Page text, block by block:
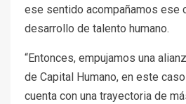
ese sentido acompañamos ese
desarrollo de talento humano.
“Entonces, empujamos una
de Capital Humano, en este
cuenta con una trayectoria de